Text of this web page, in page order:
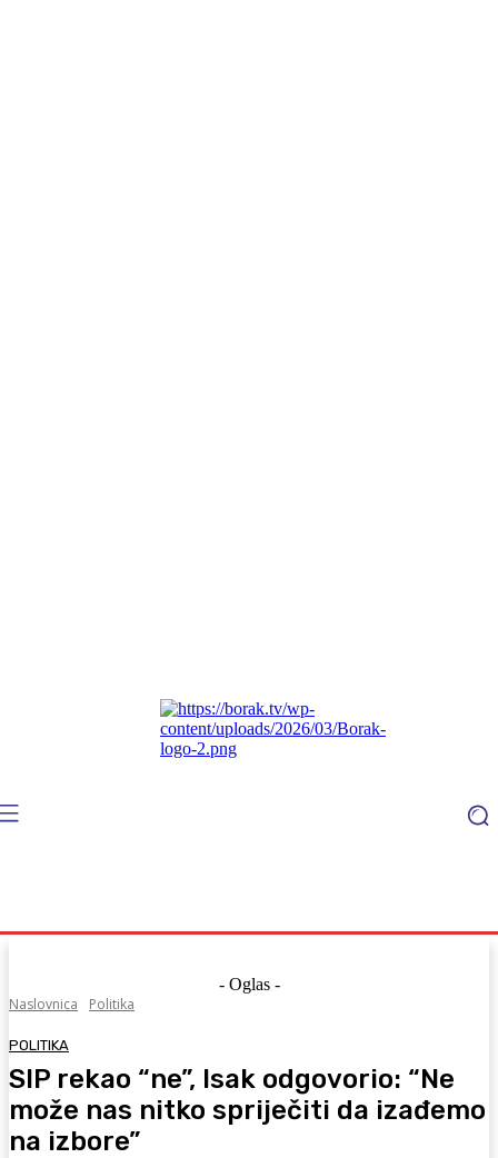
- Oglas -
Naslovnica
Politika
POLITIKA
SIP rekao “ne”, Isak odgovorio: “Ne
može nas nitko spriječiti da izađemo
na izbore”